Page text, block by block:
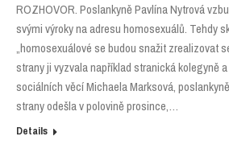
ROZHOVOR. Poslankyně Pavlína Nytrová
svými výroky na adresu homosexuálů. Tehdy
„homosexuálové se budou snažit zrealizovat
strany ji vyzvala například stranická kolegyně
sociálních věcí Michaela Marksová,
strany odešla v polovině prosince,…
Details